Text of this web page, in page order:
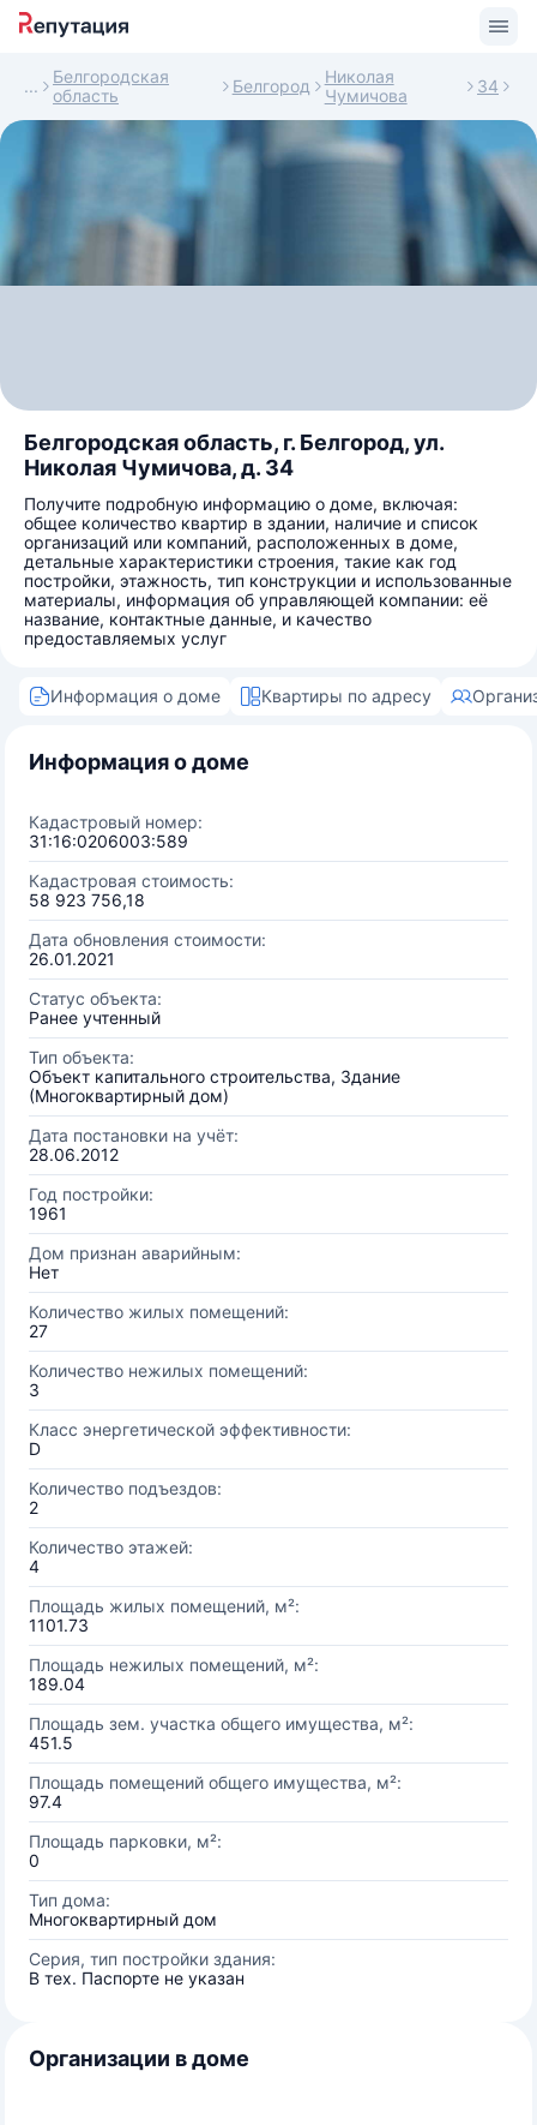
Белгородская
область
Белгород
Николая
Чумичова
34
Белгородская область, г. Белгород, ул.
Николая Чумичова, д. 34
Получите подробную информацию о доме, включая:
общее количество квартир в здании, наличие и список
организаций или компаний, расположенных в доме,
детальные характеристики строения, такие как год
постройки, этажность, тип конструкции и использованные
материалы, информация об управляющей компании: её
название, контактные данные, и качество
предоставляемых услуг
Информация о доме Квартиры по адресу
Информация о доме
Кадастровый номер:
31:16:0206003:589
Кадастровая стоимость:
58 923 756,18
Дата обновления стоимости:
26.01.2021
Статус объекта:
Ранее учтенный
Тип объекта:
Объект капитального строительства, Здание
(Многоквартирный дом)
Дата постановки на учёт:
28.06.2012
Год постройки:
1961
Дом признан аварийным:
Нет
Количество жилых помещений:
27
Количество нежилых помещений:
3
Класс энергетической эффективности:
D
Количество подъездов:
2
Количество этажей:
4
Площадь жилых помещений, м²:
1101.73
Площадь нежилых помещений, м²:
189.04
Площадь зем. участка общего имущества, м²:
451.5
Площадь помещений общего имущества, м²:
97.4
Площадь парковки, м²:
0
Тип дома:
Многоквартирный дом
Серия, тип постройки здания:
В тех. Паспорте не указан
Организации в доме